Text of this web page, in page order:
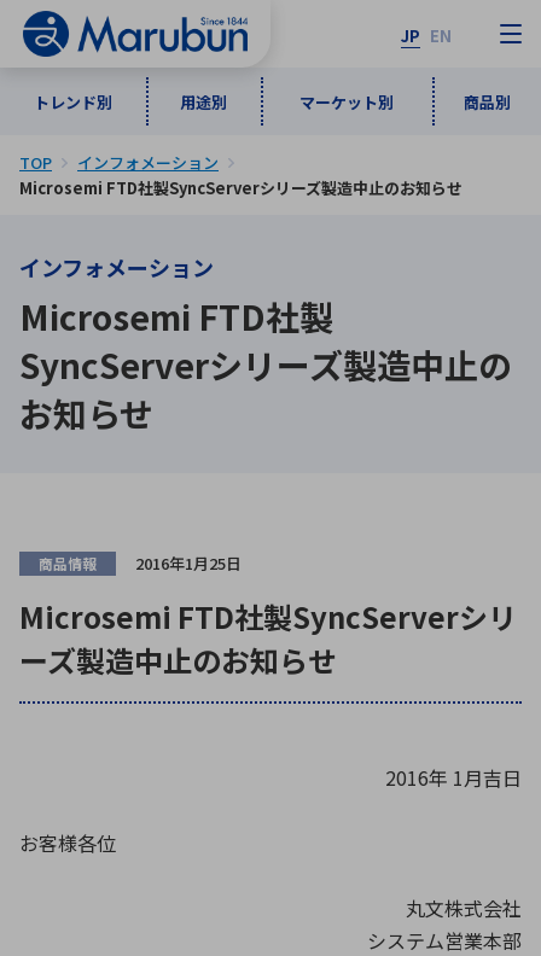
JP EN
トレンド別 用途別 マーケット別 商品別
トレンド別
インダストリアルDXソリューション
5G・Local 5G
ロボティクス（AI）
データセンタ・クラウド
用途別
通信・ネットワーク
監視・セキュリティ
品質管理・検査
接着・接合
マーケット別
自動車
情報通信
民生
商品別
半導体・電子部品
計測・測定・表示機器
ICTソリューション
レーザー・光学部品 組込コンピュータ
メーカ一覧
50音順
あ行 か行 さ行
な行
は行 ま行
や行
ら行
A B
E
F G
H
I
J K
M
N O
P
X
Y
検索
TOP
インフォメーション
Microsemi FTD社製SyncServerシリーズ製造中止のお知らせ
インフォメーション
Microsemi FTD社製
SyncServerシリーズ製造中止の
お知らせ
商品情報 2016年1月25日
Microsemi FTD社製SyncServerシリ
ーズ製造中止のお知らせ
2016年 1月吉日
お客様各位
丸文株式会社
システム営業本部